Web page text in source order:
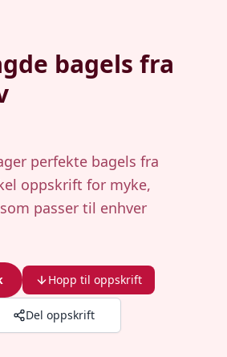
bagels fra
perfekte bagels fra
oppskrift for myke,
passer til enhver
Hopp til oppskrift
Del oppskrift